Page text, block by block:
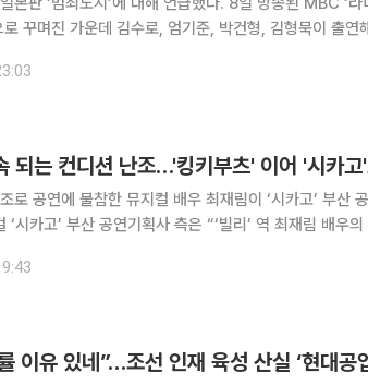
로 꾸며진 가운데 김수로, 엄기준, 박건형, 김형묵이 출연
되는 컨디션 난조…'킹키부츠' 이어 '시카고
로 공연에 불참한 뮤지컬 배우 최재림이 ‘시카고’ 부산
신해 박건형이 빌리 플린을 연기한